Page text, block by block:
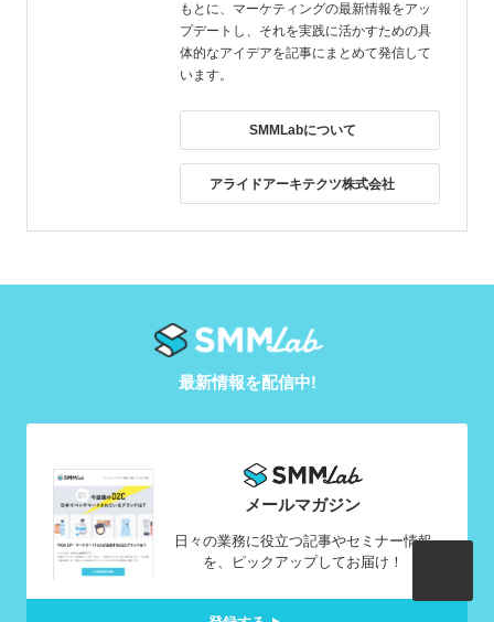
もとに、マーケティングの最新情報をアッ
プデートし、それを実践に活かすための具
体的なアイデアを記事にまとめて発信して
います。
SMMLabについて
アライドアーキテクツ株式会社
最新情報を配信中!
メールマガジン
日々の業務に役立つ記事やセミナー情報
を、ピックアップしてお届け！